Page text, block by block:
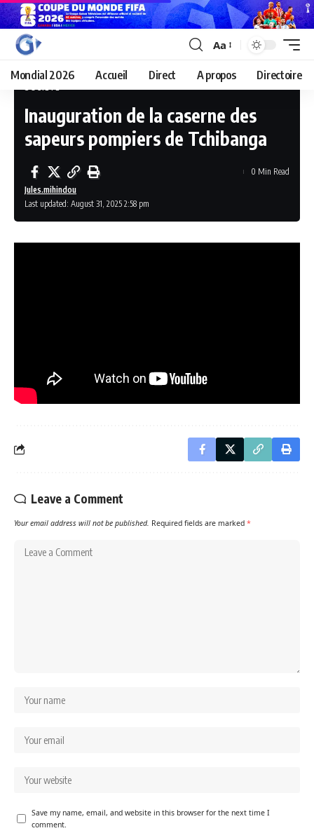
Aa
Mondial 2026 Accueil Direct A propos Directoire
SOCIÉTÉ
Inauguration de la caserne des
sapeurs pompiers de Tchibanga
Last updated: August 31, 2025 2:58 pm
Jules.mihindou
0 Min Read
Leave a Comment
Your email address will not be published. Required fields are marked *
Save my name, email, and website in this browser for the next time I
comment.